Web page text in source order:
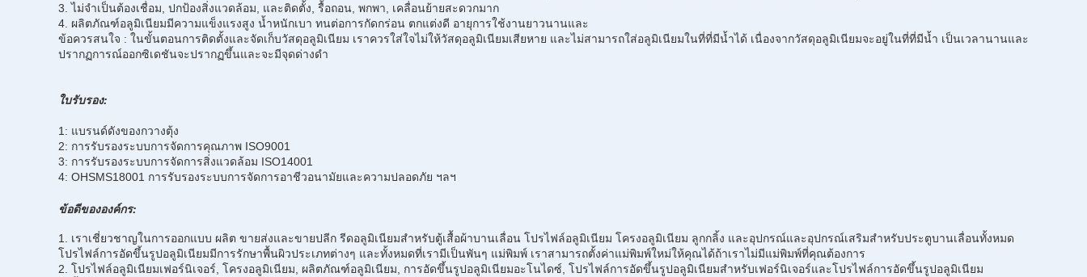
3. ไม่จำเป็นต้องเชื่อม, ปกป้องสิ่งแวดล้อม, และติดตั้ง, รื้อถอน, พกพา, เคลื่อนย้ายสะดวกมาก
4. ผลิตภัณฑ์อลูมิเนียมมีความแข็งแรงสูง น้ำหนักเบา ทนต่อการกัดกร่อน ตกแต่งดี อายุการใช้งานยาวนานและ
ข้อควรสนใจ : ในขั้นตอนการติดตั้งและจัดเก็บวัสดุอลูมิเนียม เราควรใส่ใจไม่ให้วัสดุอลูมิเนียมเสียหาย และไม่สามารถใส่อลูมิเนียมในที่ที่มีน้ำได้ เนื่องจากวัสดุอลูมิเนียมจะอยู่ในที่ที่มีน้ำ เป็นเวลานานและ
ปรากฏการณ์ออกซิเดชันจะปรากฏขึ้นและจะมีจุดด่างดำ
ใบรับรอง:
1: แบรนด์ดังของกวางตุ้ง
2: การรับรองระบบการจัดการคุณภาพ ISO9001
3: การรับรองระบบการจัดการสิ่งแวดล้อม ISO14001
4: OHSMS18001 การรับรองระบบการจัดการอาชีวอนามัยและความปลอดภัย ฯลฯ
ข้อดีขององค์กร:
1. เราเชี่ยวชาญในการออกแบบ ผลิต ขายส่งและขายปลีก รีดอลูมิเนียมสำหรับตู้เสื้อผ้าบานเลื่อน โปรไฟล์อลูมิเนียม โครงอลูมิเนียม ลูกกลิ้ง และอุปกรณ์และอุปกรณ์เสริมสำหรับประตูบานเลื่อนทั้งหมด
โปรไฟล์การอัดขึ้นรูปอลูมิเนียมมีการรักษาพื้นผิวประเภทต่างๆ และทั้งหมดที่เรามีเป็นพันๆ แม่พิมพ์ เราสามารถตั้งค่าแม่พิมพ์ใหม่ให้คุณได้ถ้าเราไม่มีแม่พิมพ์ที่คุณต้องการ
2. โปรไฟล์อลูมิเนียมเฟอร์นิเจอร์, โครงอลูมิเนียม, ผลิตภัณฑ์อลูมิเนียม, การอัดขึ้นรูปอลูมิเนียมอะโนไดซ์, โปรไฟล์การอัดขึ้นรูปอลูมิเนียมสำหรับเฟอร์นิเจอร์และโปรไฟล์การอัดขึ้นรูปอลูมิเนียม